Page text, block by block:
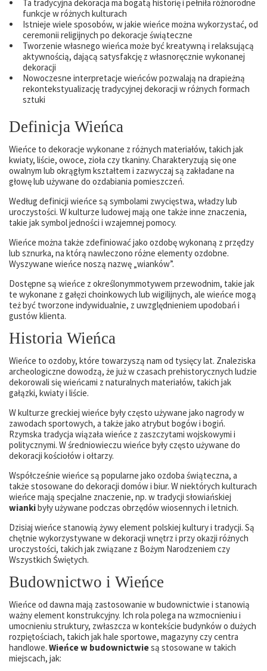
Ta tradycyjna dekoracja ma bogatą historię i pełniła różnorodne
funkcje w różnych kulturach
Istnieje wiele sposobów, w jakie wieńce można wykorzystać, od
ceremonii religijnych po dekoracje świąteczne
Tworzenie własnego wieńca może być kreatywną i relaksującą
aktywnością, dającą satysfakcję z własnoręcznie wykonanej
dekoracji
Nowoczesne interpretacje wieńców pozwalają na drapieżną
rekontekstyualizację tradycyjnej dekoracji w różnych formach
sztuki
Definicja Wieńca
Wieńce to dekoracje wykonane z różnych materiałów, takich jak
kwiaty, liście, owoce, zioła czy tkaniny. Charakteryzują się one
owalnym lub okrągłym kształtem i zazwyczaj są zakładane na
głowę lub używane do ozdabiania pomieszczeń.
Według definicji wieńce są symbolami zwycięstwa, władzy lub
uroczystości. W kulturze ludowej mają one także inne znaczenia,
takie jak symbol jedności i wzajemnej pomocy.
Wieńce można także zdefiniować jako ozdobę wykonaną z przędzy
lub sznurka, na którą nawleczono różne elementy ozdobne.
Wyszywane wieńce noszą nazwę „wianków”.
Dostępne są wieńce z określonymmotywem przewodnim, takie jak
te wykonane z gałęzi choinkowych lub wigilijnych, ale wieńce mogą
też być tworzone indywidualnie, z uwzględnieniem upodobań i
gustów klienta.
Historia Wieńca
Wieńce to ozdoby, które towarzyszą nam od tysięcy lat. Znaleziska
archeologiczne dowodzą, że już w czasach prehistorycznych ludzie
dekorowali się wieńcami z naturalnych materiałów, takich jak
gałązki, kwiaty i liście.
W kulturze greckiej wieńce były często używane jako nagrody w
zawodach sportowych, a także jako atrybut bogów i bogiń.
Rzymska tradycja wiązała wieńce z zaszczytami wojskowymi i
politycznymi. W średniowieczu wieńce były często używane do
dekoracji kościołów i ołtarzy.
Współcześnie wieńce są popularne jako ozdoba świąteczna, a
także stosowane do dekoracji domów i biur. W niektórych kulturach
wieńce mają specjalne znaczenie, np. w tradycji słowiańskiej
wiankibyły używane podczas obrzędów wiosennych i letnich.
Dzisiaj wieńce stanowią żywy element polskiej kultury i tradycji. Są
chętnie wykorzystywane w dekoracji wnętrz i przy okazji różnych
uroczystości, takich jak związane z Bożym Narodzeniem czy
Wszystkich Świętych.
Budownictwo i Wieńce
Wieńce od dawna mają zastosowanie w budownictwie i stanowią
ważny element konstrukcyjny. Ich rola polega na wzmocnieniu i
umocnieniu struktury, zwłaszcza w kontekście budynków o dużych
rozpiętościach, takich jak hale sportowe, magazyny czy centra
handlowe. Wieńce w budownictwiesą stosowane w takich
miejscach, jak: